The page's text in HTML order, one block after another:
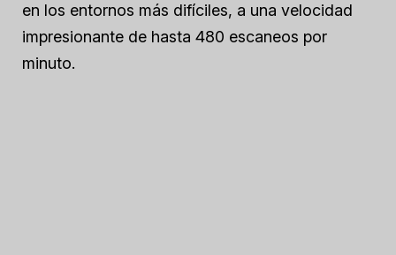
en los entornos más difíciles, a una velocidad
impresionante de hasta 480 escaneos por
minuto.